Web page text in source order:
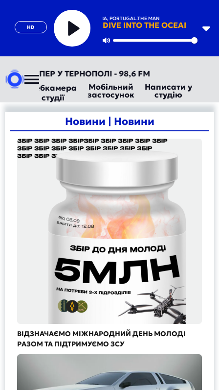
HD
ALOK, ZEEBA, PORTUGAL.THE MAN
DIVE INTO THE OCEAN
Play
У ТЕРНОПОЛІ - 98,6 FM
Вебкамера
студії
Мобільний
застосунок
Написати у
студію
Новини | Новини
ВІДЗНАЧАЄМО МІЖНАРОДНИЙ ДЕНЬ МОЛОДІ
РАЗОМ ТА ПІДТРИМУЄМО ЗСУ